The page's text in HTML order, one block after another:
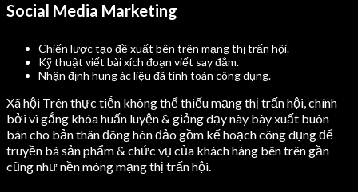
Social Media Marketing
Chiến lược tạo đề xuất bên trên mạng thị trấn hội.
Kỹ thuật viết bài xích đoạn viết say đắm.
Nhận định hung ác liệu đã tính toán công dụng.
Xã hội Trên thực tiễn không thể thiếu mạng thị trấn hội, chính
bởi vì gắng khóa huấn luyện & giảng dạy này bày xuất buôn
bán cho bản thân đông hòn đảo gồm kế hoạch công dụng để
truyền bá sản phẩm & chức vụ của khách hàng bên trên gần
cũng như nền móng mạng thị trấn hội.